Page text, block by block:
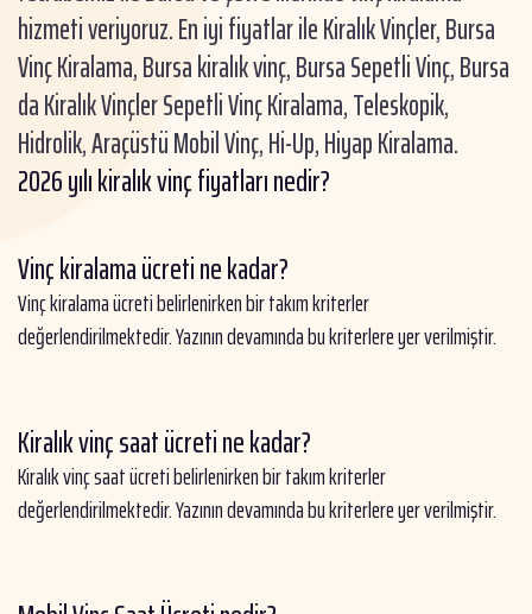
hizmeti veriyoruz. En iyi fiyatlar ile Kiralık Vinçler, Bursa
Vinç Kiralama, Bursa kiralık vinç, Bursa Sepetli Vinç, Bursa
da Kiralık Vinçler Sepetli Vinç Kiralama, Teleskopik,
Hidrolik, Araçüstü Mobil Vinç, Hi-Up, Hiyap Kiralama.
2026 yılı kiralık vinç fiyatları nedir?
Vinç kiralama ücreti ne kadar?
Vinç kiralama ücreti belirlenirken bir takım kriterler
değerlendirilmektedir. Yazının devamında bu kriterlere yer verilmiştir.
Kiralık vinç saat ücreti ne kadar?
Kiralık vinç saat ücreti belirlenirken bir takım kriterler
değerlendirilmektedir. Yazının devamında bu kriterlere yer verilmiştir.